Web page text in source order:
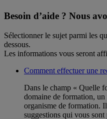
Besoin d’aide ? Nous
Sélectionner le sujet parmi les
dessous.
Les informations vous seront
Comment effectuer une
Dans le champ « Quelle
domaine de formation, un
organisme de formation.
suggestions qui vous sont